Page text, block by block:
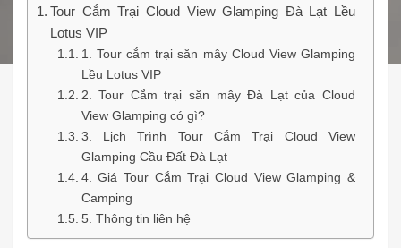
Tour Cắm Trại Cloud View Glamping Đà Lạt Lều
Lotus VIP
1. Tour cắm trại săn mây Cloud View Glamping
Lều Lotus VIP
2. Tour Cắm trại săn mây Đà Lạt của Cloud
View Glamping có gì?
3. Lịch Trình Tour Cắm Trại Cloud View
Glamping Cầu Đất Đà Lạt
4. Giá Tour Cắm Trại Cloud View Glamping &
Camping
5. Thông tin liên hệ